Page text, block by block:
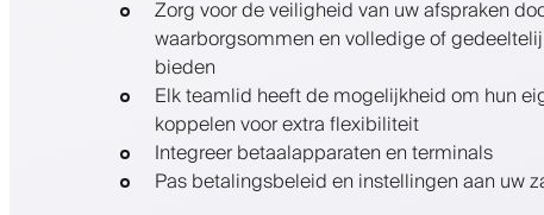
Zorg voor de veiligheid van uw afspraken
waarborgsommen en volledige of
bieden
Elk teamlid heeft de mogelijkheid om hun
koppelen voor extra flexibiliteit
Integreer betaalapparaten en terminals
Pas betalingsbeleid en instellingen aan uw